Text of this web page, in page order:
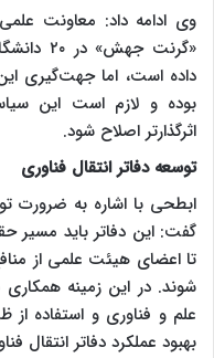
وی ادامه داد: معاونت
«گرنت
داده است، اما جهت‌گیری
بوده و لازم است این
اثرگذارتر اصلاح شود.
توسعه دفاتر انتقال فناوری
ابطحی با اشاره به ضرورت
گفت: این دفاتر باید
تا اعضای هیئت علمی از
شوند. در این زمینه همکاری
علم و فناوری و استفاده از
بهبود عملکرد دفاتر انتقال